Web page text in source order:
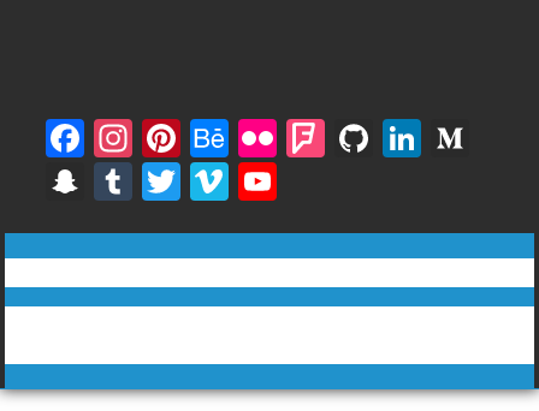
F
ac
e
b
o
k
In
st
a
gr
a
Pi
nt
er
e
st
B
e
h
a
n
e
Fli F
rs
q
ar
Gi
u
b
Li
e
dI
u
m
S
n
a
p
h
T
u
m
bl
T
w
itt
er
Vi
m
e
o
o
u
T
b